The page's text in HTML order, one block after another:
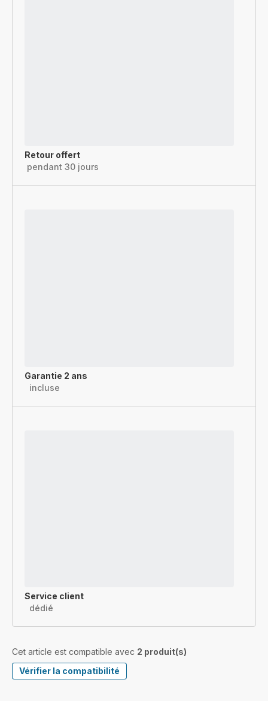
Retour offert
pendant 30 jours
Garantie 2 ans
incluse
Service client
dédié
Cet article est compatible avec 2 produit(s)
Vérifier la compatibilité